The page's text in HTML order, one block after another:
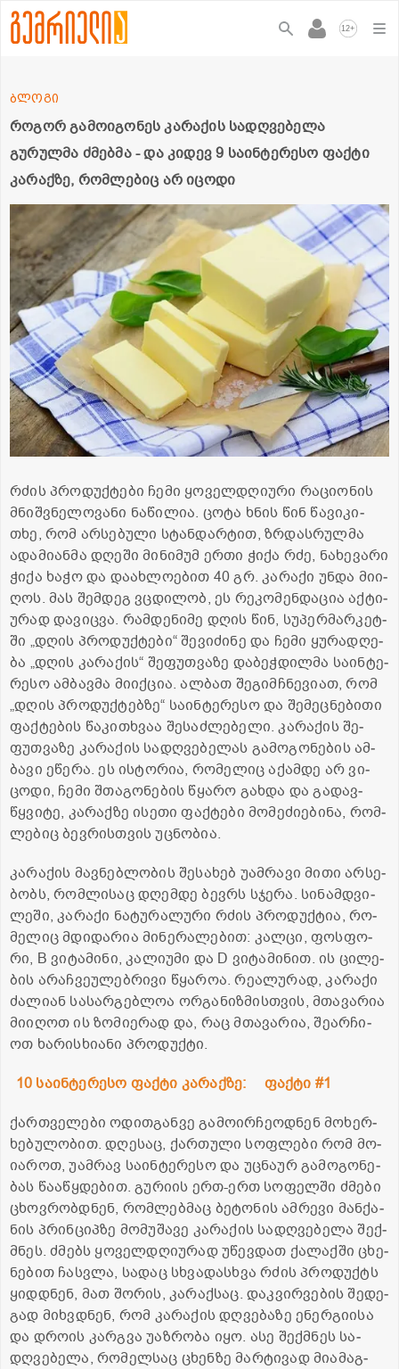
12+
როგორ გამოიგონეს კარაქის სადღვებელა
გურულმა ძმებმა - და კიდევ 9 საინტერესო ფაქტი
კარაქზე, რომლებიც არ იცოდი
ბლოგი
რძის პრო­დუქ­ტე­ბი ჩემი ყო­ველ­დღი­უ­რი რა­ცი­ო­ნის
მნიშ­ვნე­ლო­ვა­ნი ნა­წი­ლია. ცოტა ხნის წინ წა­ვი­კი­
თხე, რომ არ­სე­ბუ­ლი სტან­დარ­ტით, ზრდას­რულ­მა
ადა­მი­ან­მა დღე­ში მი­ნი­მუმ ერთი ჭიქა რძე, ნა­ხე­ვა­რი
ჭიქა ხაჭო და და­ახ­ლო­ე­ბით 40 გრ. კა­რა­ქი უნდა მი­ი­
ღოს. მას შემ­დეგ ვცდი­ლობ, ეს რე­კო­მენ­და­ცია აქ­ტი­
უ­რად და­ვიც­ვა. რამ­დე­ნი­მე დღის წინ, სუ­პერ­მარ­კეტ­
ში „დღის პრო­დუქ­ტე­ბი“ შე­ვი­ძი­ნე და ჩემი ყუ­რა­დღე­
ბა „დღის კა­რა­ქის“ შე­ფუთ­ვა­ზე და­ბეჭ­დილ­მა სა­ინ­ტე­
რე­სო ამ­ბავ­მა მი­იქ­ცია. ალ­ბათ შე­გიმ­ჩნე­ვი­ათ, რომ
„დღის პრო­დუქ­ტებ­ზე“ სა­ინ­ტე­რე­სო და შე­მეც­ნე­ბი­თი
ფაქ­ტე­ბის წა­კი­თხვაა შე­საძ­ლე­ბე­ლი. კა­რა­ქის შე­
ფუთ­ვა­ზე კა­რა­ქის სა­დღვე­ბე­ლას გა­მო­გო­ნე­ბის ამ­
ბა­ვი ეწე­რა. ეს ის­ტო­რია, რო­მე­ლიც აქამ­დე არ ვი­
ცო­დი, ჩემი შთა­გო­ნე­ბის წყა­რო გახ­და და გა­დავ­
წყვი­ტე, კა­რაქ­ზე ისე­თი ფაქ­ტე­ბი მო­მე­ძი­ე­ბი­ნა, რომ­
ლე­ბიც ბევ­რის­თვის უც­ნო­ბია.
კა­რა­ქის მავ­ნებ­ლო­ბის შე­სა­ხებ უამ­რა­ვი მითი არ­სე­
ბობს, რომ­ლი­საც დღემ­დე ბევ­რს სჯე­რა. სი­ნამ­დვი­
ლე­ში, კა­რა­ქი ნა­ტუ­რა­ლუ­რი რძის პრო­დუქ­ტია, რო­
მე­ლიც მდი­და­რია მი­ნე­რა­ლე­ბით: კალ­ცი, ფოს­ფო­
რი, B ვი­ტა­მი­ნი, კა­ლი­უ­მი და D ვი­ტა­მი­ნით. ის ცი­ლე­
ბის არაჩ­ვე­უ­ლებ­რი­ვი წყა­როა. რე­ა­ლუ­რად, კა­რა­ქი
ძა­ლი­ან სა­სარ­გებ­ლოა ორ­გა­ნიზ­მის­თვის, მთა­ვა­რია
მი­ი­ღოთ ის ზო­მი­ე­რად და, რაც მთა­ვა­რია, შე­არ­ჩი­
ოთ ხა­რის­ხი­ა­ნი პრო­დუქ­ტი.
10 სა­ინ­ტე­რე­სო ფაქ­ტი კა­რაქ­ზე:
ფაქ­ტი #1
ქარ­თვე­ლე­ბი ოდით­გან­ვე გა­მო­ირ­ჩე­ოდ­ნენ მო­ხერ­
ხე­ბუ­ლო­ბით. დღე­საც, ქარ­თუ­ლი სოფ­ლე­ბი რომ მო­
ი­ა­როთ, უამ­რავ სა­ინ­ტე­რე­სო და უც­ნა­ურ გა­მო­გო­ნე­
ბას წა­ა­წყდე­ბით. გუ­რი­ის ერთ-ერთ სო­ფელ­ში ძმე­ბი
ცხოვ­რობ­დნენ, რომ­ლებ­მაც ბე­ტო­ნის ამ­რე­ვი მან­ქა­
ნის პრინ­ციპ­ზე მო­მუ­შა­ვე კა­რა­ქის სა­დღვე­ბე­ლა შექ­
მნეს. ძმებს ყო­ველ­დღი­უ­რად უწევ­დათ ქა­ლაქ­ში ცხე­
ნე­ბით ჩას­ვლა, სა­დაც სხვა­დას­ხვა რძის პრო­დუქტს
ყიდ­დნენ, მათ შო­რის, კა­რაქ­საც. დაკ­ვირ­ვე­ბის შე­დე­
გად მიხ­ვდნენ, რომ კა­რა­ქის დღვე­ბა­ზე ენერ­გი­ი­სა
და დრო­ის კარ­გვა უაზ­რო­ბა იყო. ასე შექ­მნეს სა­
დღვე­ბე­ლა, რო­მელ­საც ცხენ­ზე მარ­ტი­ვად მი­ა­მაგ­